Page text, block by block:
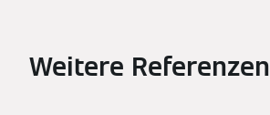
Weitere Referenzen